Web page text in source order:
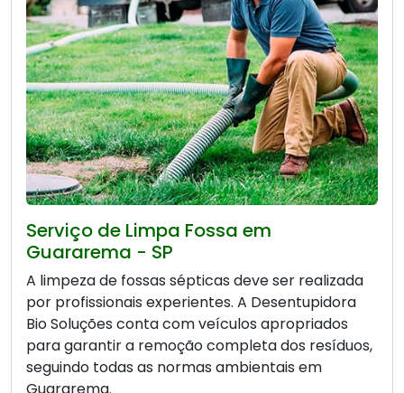
Serviço de Limpa Fossa em
Guararema - SP
A limpeza de fossas sépticas deve ser realizada
por profissionais experientes. A Desentupidora
Bio Soluções conta com veículos apropriados
para garantir a remoção completa dos resíduos,
seguindo todas as normas ambientais em